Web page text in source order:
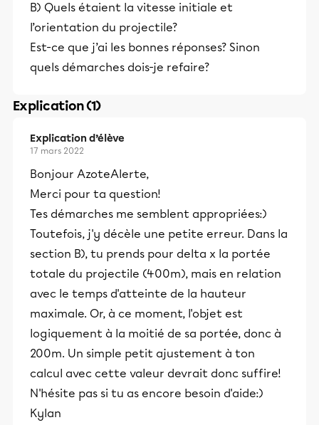
B) Quels étaient la vitesse initiale et
l’orientation du projectile?
Est-ce que j’ai les bonnes réponses? Sinon
quels démarches dois-je refaire?
Explication (1)
Explication d’élève
17 mars 2022
Bonjour AzoteAlerte,
Merci pour ta question!
Tes démarches me semblent appropriées:)
Toutefois, j'y décèle une petite erreur. Dans la
section B), tu prends pour delta x la portée
totale du projectile (400m), mais en relation
avec le temps d'atteinte de la hauteur
maximale. Or, à ce moment, l'objet est
logiquement à la moitié de sa portée, donc à
200m. Un simple petit ajustement à ton
calcul avec cette valeur devrait donc suffire!
N'hésite pas si tu as encore besoin d'aide:)
Kylan